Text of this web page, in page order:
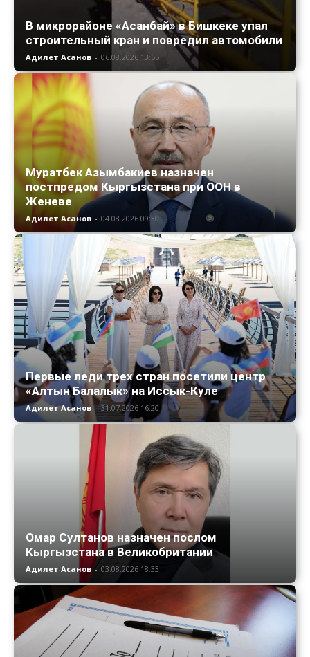
В микрорайоне «Асанбай» в Бишкеке упал
строительный кран и повредил автомобили
Адилет Асанов - 06.08.2026 13:55
Муратбек Азымбакиев назначен
постпредом Кыргызстана при ООН в
Женеве
Адилет Асанов - 04.08.2026 09:30
Первые леди трех стран посетили центр
«Алтын Балалык» на Иссык-Куле
Адилет Асанов - 31.07.2026 16:20
Омар Султанов назначен послом
Кыргызстана в Великобритании
Адилет Асанов - 03.08.2026 18:33